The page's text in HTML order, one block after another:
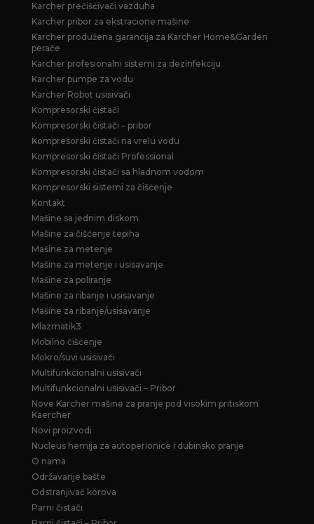
Karcher prečišćivači vazduha
Karcher pribor za ekstracione mašine
Karcher produžena garancija za Karcher Home&Garden
perače
Karcher profesionalni sistemi za dezinfekciju
Karcher pumpe za vodu
Karcher Robot usisivači
Kompresorski čistači
Kompresorski čistači – pribor
Kompresorski čistači na vrelu vodu
Kompresorski čistači Professional
Kompresorski čistači sa hladnom vodom
Kompresorski sistemi za čišćenje
Kontakt
Mašine sa jednim diskom
Mašine za čišćenje tepiha
Mašine za metenje
Mašine za metenje i usisavanje
Mašine za poliranje
Mašine za ribanje i usisavanje
Mašine za ribanje/usisavanje
Mlazmatik3
Mobilno čišćenje
Mokro/suvi usisivači
Multifunkcionalni usisivači
Multifunkcionalni usisivači – Pribor
Nove Karcher mašine za pranje pod visokim pritiskom
Kaercher
Novi proizvodi
Nucleus hemija za autoperionice i dubinsko pranje
O nama
Održavanje bašte
Odstranjivač korova
Parni čistači